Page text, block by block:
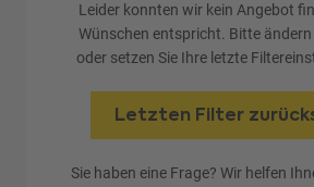
Leider konnten wir kein Angebot
Wünschen entspricht. Bitte ändern
oder setzen Sie Ihre letzte
Letzten Filter
Sie haben eine Frage? Wir helfen